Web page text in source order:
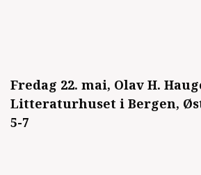
Fredag 22. mai, Olav H.
Litteraturhuset i Bergen,
5-7